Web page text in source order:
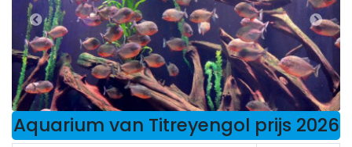
Aquarium van Titreyengol prijs 2026